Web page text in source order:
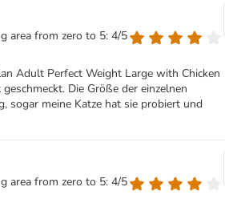
area from zero to 5: 4/5
Adult Perfect Weight Large with Chicken
Die Größe der einzelnen
sogar meine Katze hat sie probiert und
area from zero to 5: 4/5